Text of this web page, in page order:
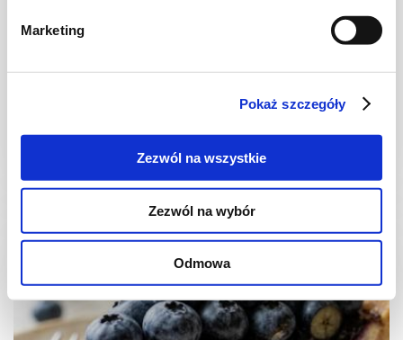
Marketing
Pokaż szczegóły
Zezwól na wszystkie
Zezwól na wybór
Odmowa
CIASTA I TORTY
3628 kcal